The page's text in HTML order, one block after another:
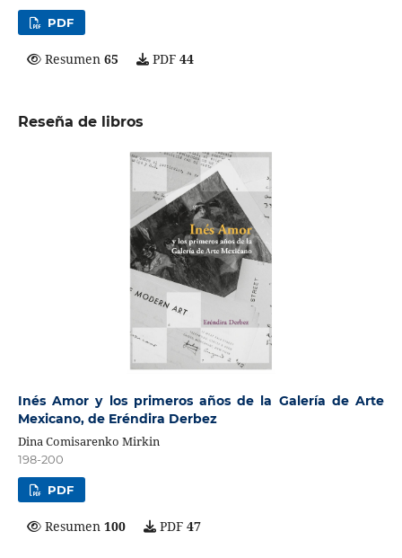
PDF
Resumen 65 PDF 44
Reseña de libros
Inés Amor y los primeros años de la Galería de Arte
Mexicano, de Eréndira Derbez
Dina Comisarenko Mirkin
198-200
PDF
Resumen 100 PDF 47